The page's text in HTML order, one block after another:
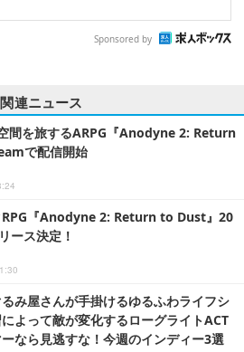
Sponsored by
関連ニュース
間を旅するARPG『Anodyne 2: Return
で配信開始
RPG『Anodyne 2: Return to Dust』20
ース決定！
み屋さんが手掛けるゆるふわライフシ
よって敵が変化するローグライトACT
なら見逃すな！今週のインディー3選